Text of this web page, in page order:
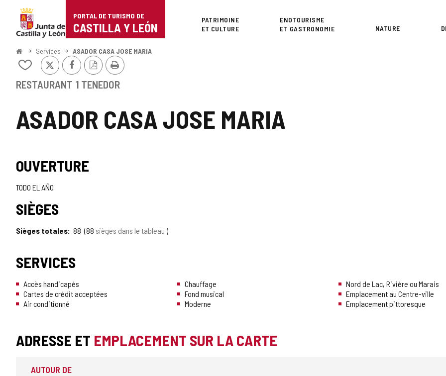
Portal
de
Turismo
Castilla
León
PORTAL DE TURISMO DE
CASTILLA Y LEÓN
Superior
PATRIMOINE
ET CULTURE
ENOTOURISME
ET GASTRONOMIE
NATURE
<
Accueil
Services ASADOR CASA JOSE MARIA
ASADOR CASA JOSE MARIA
Ajouter/retirer
contenu
X FacebookVersion
PDF
Imprimer
RESTAURANT 1 TENEDOR
OUVERTURE
TODO EL AÑO
SIÈGES
Sièges totales 88 88 sièges dans le tableau
SERVICES
Accès handicapés
Cartes de crédit acceptées
Air conditionné
Chauffage
Fond musical
Moderne
Nord de Lac, Rivière ou Marais
Emplacement au Centre-ville
Emplacement pittoresque
ADRESSE ET EMPLACEMENT SUR LA CARTE
AUTOUR DE